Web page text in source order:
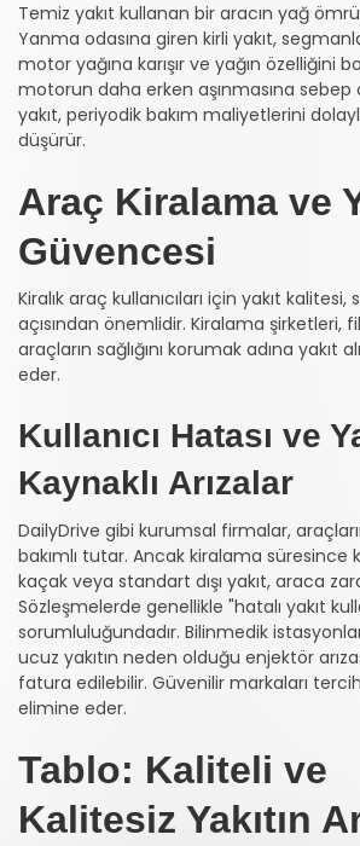
Temiz yakıt kullanan bir aracın yağ
Yanma odasına giren kirli yakıt,
motor yağına karışır ve yağın özelliğini
motorun daha erken aşınmasına sebep
yakıt, periyodik bakım maliyetlerini
düşürür.
Araç Kiralama ve
Güvencesi
Kiralık araç kullanıcıları için yakıt
açısından önemlidir. Kiralama şirketleri,
araçların sağlığını korumak adına yakıt
eder.
Kullanıcı Hatası ve
Kaynaklı Arızalar
DailyDrive gibi kurumsal firmalar,
bakımlı tutar. Ancak kiralama süresince
kaçak veya standart dışı yakıt, araca
Sözleşmelerde genellikle "hatalı yakıt
sorumluluğundadır. Bilinmedik
ucuz yakıtın neden olduğu enjektör
fatura edilebilir. Güvenilir markaları
elimine eder.
Tablo: Kaliteli ve
Kalitesiz Yakıtın